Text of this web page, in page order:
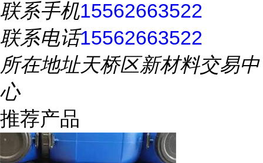
联系手机15562663522
联系电话15562663522
所在地址天桥区新材料交易中
心
推荐产品